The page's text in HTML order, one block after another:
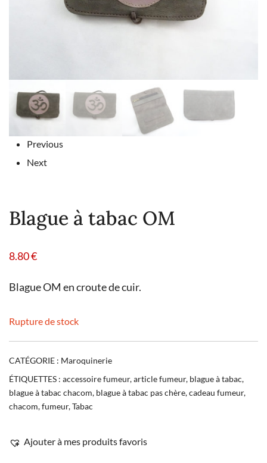
Previous
Next
Blague à tabac OM
8.80€
Blague OM en croute de cuir.
Rupture de stock
CATÉGORIE : Maroquinerie
ÉTIQUETTES : accessoire fumeur,article fumeur, blague à tabac,
blague à tabac chacom, blague à tabac pas chère,cadeau fumeur,
chacom,fumeur,Tabac
Ajouter à mes produits favoris